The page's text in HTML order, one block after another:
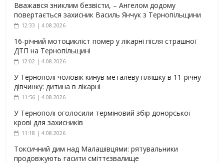
Вважався зниклим безвісти, – Ангелом додому
повертається захисник Василь Янчук з Тернопільщини
12:33 | 4.08.2026
16-річний мотоцикліст помер у лікарні після страшної
ДТП на Тернопільщині
12:02 | 4.08.2026
У Тернополі чоловік кинув металеву пляшку в 11-річну
дівчинку: дитина в лікарні
11:56 | 4.08.2026
У Тернополі оголосили терміновий збір донорської
крові для захисників
11:18 | 4.08.2026
Токсичний дим над Малашівцями: рятувальники
продовжують гасити сміттєзвалище